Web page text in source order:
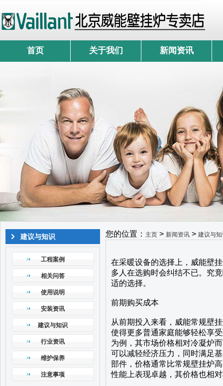
首页 关于我们 新闻资讯
建议与知识
工程案例
相关问答
使用说明
安装资讯
建议与知识
行业资讯
维护保养
注意事项
您的位置： 主页 > 新闻资讯 > 建议与
在采暖设备的选择上，威能壁
多人在选购时会纠结不已。究
适的选择。
前期购买成本
从前期投入来看，威能常规壁
使得更多普通家庭能够轻松享
为例，其市场价格相对冷凝炉
可以减轻经济压力，同时满足
部件，价格通常比常规壁挂炉
性能上表现卓越，其价格也相